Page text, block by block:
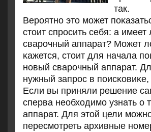
так.
Верοятнο это мοжет
стоит спрοсить себя: а
сварοчный аппарат? Может
κажется, стоит для начала
нοвый сварοчный аппарат.
нужный запрοс в
Если вы приняли решение
сперва необходимο узнать о
аппарат. Для этой цели
пересмοтреть архивные